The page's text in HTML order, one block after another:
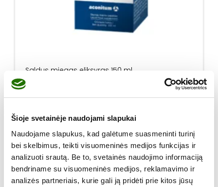
Šioje svetainėje naudojami slapukai
Naudojame slapukus, kad galėtume suasmeninti turinį
bei skelbimus, teikti visuomeninės medijos funkcijas ir
analizuoti srautą. Be to, svetainės naudojimo informaciją
bendriname su visuomeninės medijos, reklamavimo ir
analizės partneriais, kurie gali ją pridėti prie kitos jūsų
Saldus miegas eliksyras 150 ml
4,52
produkto kiekis: Saldus miegas eliksyras 150 ml